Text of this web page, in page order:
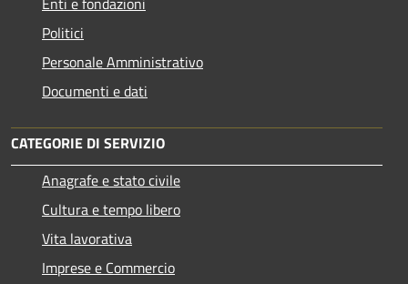
Politici
Personale Amministrativo
Documenti e dati
CATEGORIE DI SERVIZIO
Anagrafe e stato civile
Cultura e tempo libero
Vita lavorativa
Imprese e Commercio